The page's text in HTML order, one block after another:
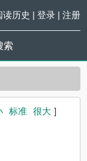
读历史 | 登录| 注册
索
标准 很大 ]